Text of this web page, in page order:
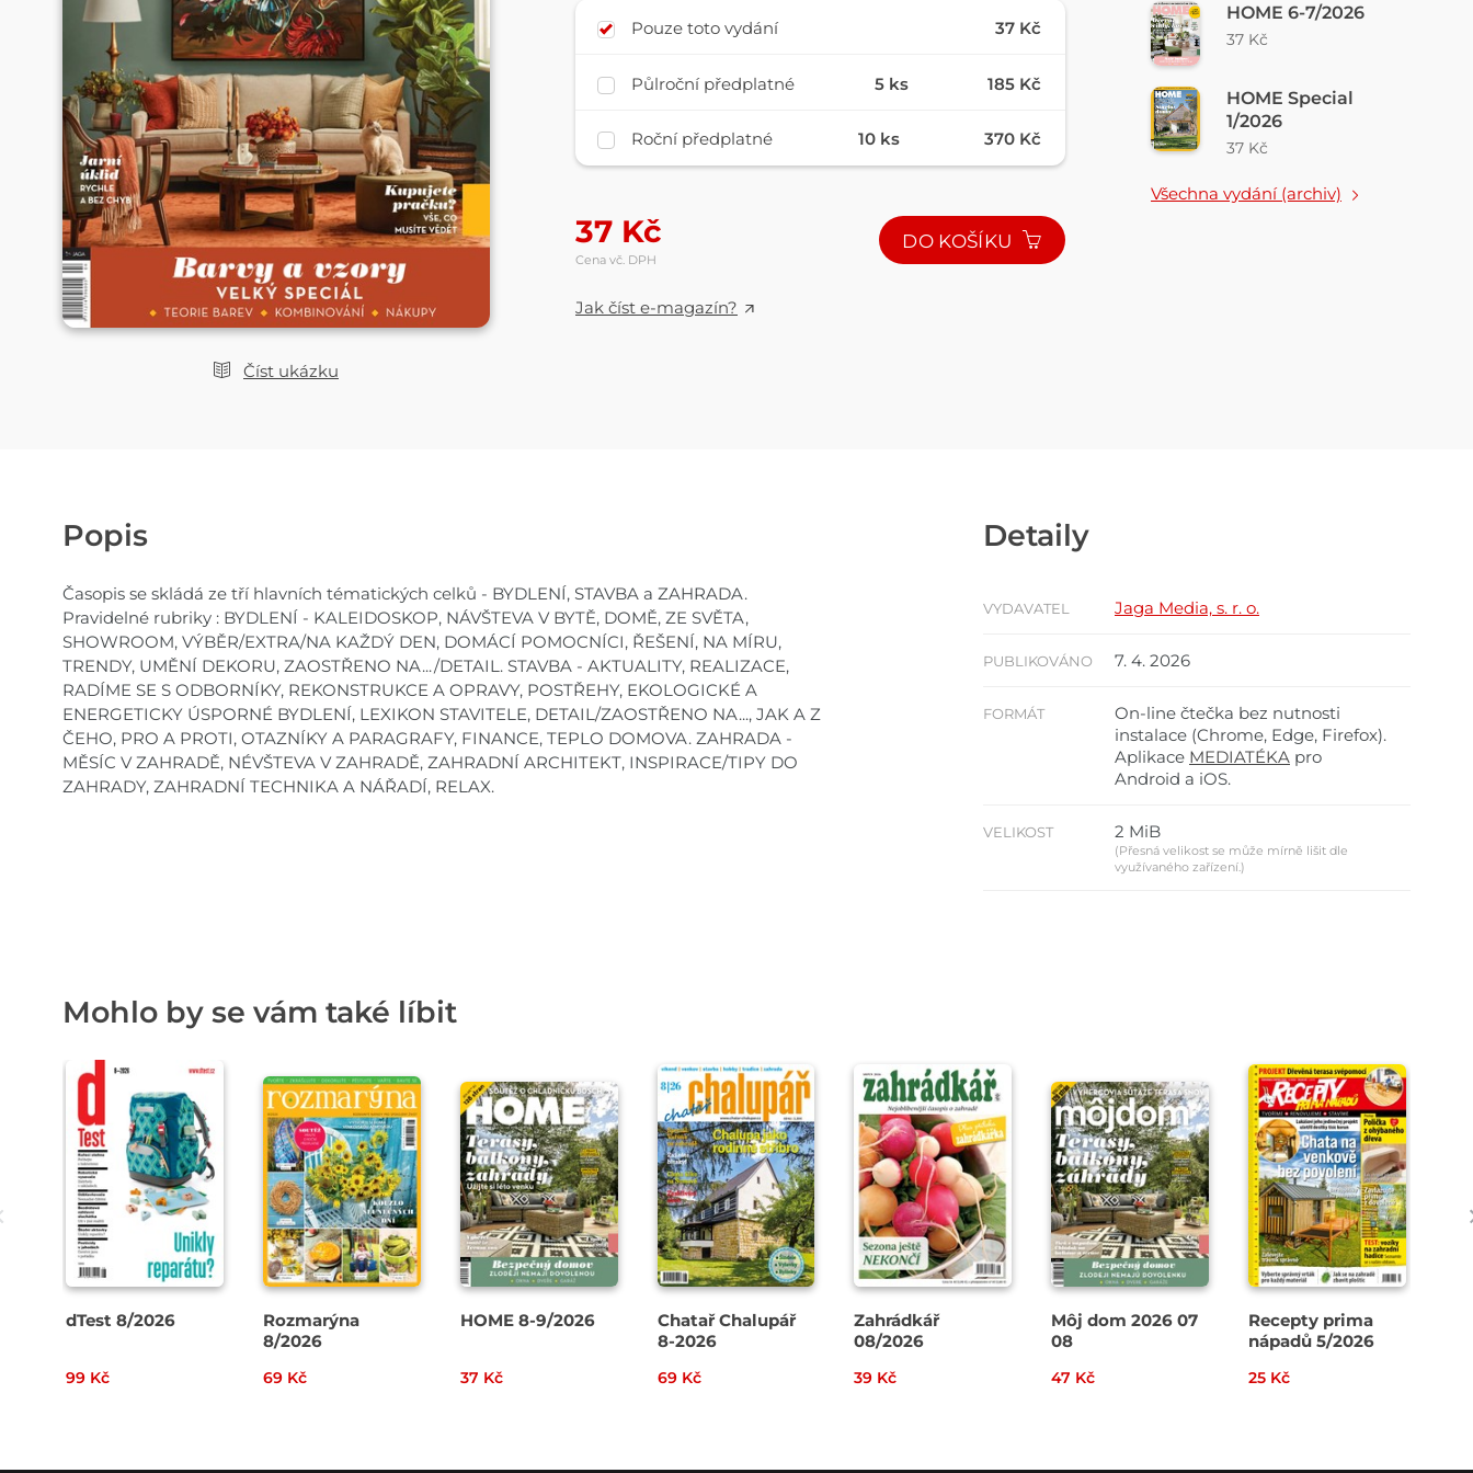
Číst ukázku
Pouze toto vydání 37 Kč
Půlroční předplatné 5 ks 185 Kč
Roční předplatné 10 ks 370 Kč
37 Kč
Cena vč. DPH
DO KOŠÍKU
Jak číst e-magazín?
HOME 6-7/2026
37 Kč
HOME Special
1/2026
37 Kč
Všechna vydání (archiv)
Popis
Časopis se skládá ze tří hlavních tématických celků - BYDLENÍ, STAVBA a ZAHRADA.
Pravidelné rubriky : BYDLENÍ - KALEIDOSKOP, NÁVŠTEVA V BYTĚ, DOMĚ, ZE SVĚTA,
SHOWROOM, VÝBĚR/EXTRA/NA KAŽDÝ DEN, DOMÁCÍ POMOCNÍCI, ŘEŠENÍ, NA MÍRU,
TRENDY, UMĚNÍ DEKORU, ZAOSTŘENO NA.../DETAIL. STAVBA - AKTUALITY, REALIZACE,
RADÍME SE S ODBORNÍKY, REKONSTRUKCE A OPRAVY, POSTŘEHY, EKOLOGICKÉ A
ENERGETICKY ÚSPORNÉ BYDLENÍ, LEXIKON STAVITELE, DETAIL/ZAOSTŘENO NA..., JAK A Z
ČEHO, PRO A PROTI, OTAZNÍKY A PARAGRAFY, FINANCE, TEPLO DOMOVA. ZAHRADA -
MĚSÍC V ZAHRADĚ, NÉVŠTEVA V ZAHRADĚ, ZAHRADNÍ ARCHITEKT, INSPIRACE/TIPY DO
ZAHRADY, ZAHRADNÍ TECHNIKA A NÁŘADÍ, RELAX.
Detaily
VYDAVATEL Jaga Media, s. r. o.
PUBLIKOVÁNO 7. 4. 2026
FORMÁT
On-line čtečka bez nutnosti
instalace (Chrome, Edge, Firefox).
Aplikace MEDIATÉKA pro
Android a iOS.
VELIKOST 2 MiB
(Přesná velikost se může mírně lišit dle
využívaného zařízení.)
Mohlo by se vám také líbit
dTest 8/2026
99 Kč
Rozmarýna
8/2026
69 Kč
HOME 8-9/2026
37 Kč
Chatař Chalupář
8-2026
69 Kč
Zahrádkář
08/2026
39 Kč
Môj dom 2026 07
08
47 Kč
Recepty prima
nápadů 5/2026
25 Kč